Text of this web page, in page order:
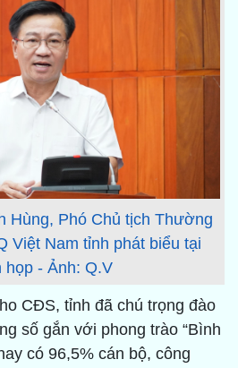
Hùng, Phó Chủ tịch Thường
Việt Nam tỉnh phát biểu tại
họp - Ảnh: Q.V
CĐS, tỉnh đã chú trọng đào
số gắn với phong trào “Bình
có 96,5% cán bộ, công